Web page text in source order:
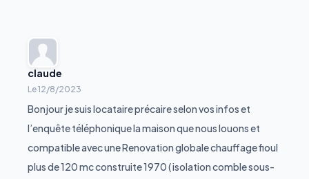
claude
Le12/8/2023
Bonjour je suis locataire précaire selon vos infos et
l’enquête téléphonique la maison que nous louons et
compatible avec une Renovation globale chauffage fioul
plus de 120 mc construite 1970 ( isolation comble sous-